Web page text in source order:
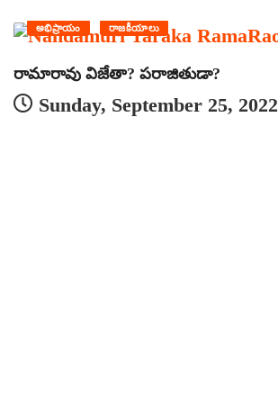
అభిప్రాయం రాజకీయాలు
రామారావు విజేతా? పరాజితుడా?
Sunday, September 25, 2022